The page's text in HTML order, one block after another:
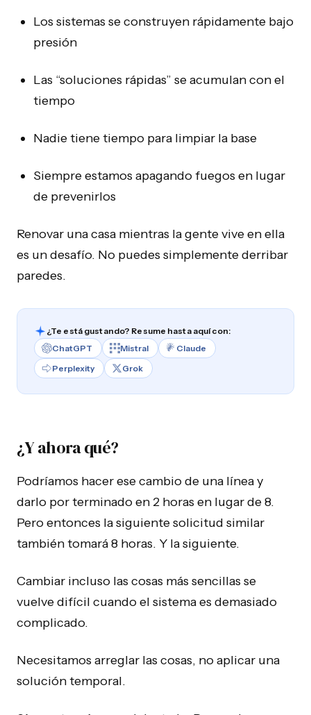
Los sistemas se construyen rápidamente bajo
presión
Las “soluciones rápidas” se acumulan con el
tiempo
Nadie tiene tiempo para limpiar la base
Siempre estamos apagando fuegos en lugar
de prevenirlos
Renovar una casa mientras la gente vive en ella
es un desafío. No puedes simplemente derribar
paredes.
¿Te está gustando? Resume hasta aquí con:
ChatGPT
Mistral
Claude
Perplexity
Grok
¿Y ahora qué?
Podríamos hacer ese cambio de una línea y
darlo por terminado en 2 horas en lugar de 8.
Pero entonces la siguiente solicitud similar
también tomará 8 horas. Y la siguiente.
Cambiar incluso las cosas más sencillas se
vuelve difícil cuando el sistema es demasiado
complicado.
Necesitamos arreglar las cosas, no aplicar una
solución temporal.